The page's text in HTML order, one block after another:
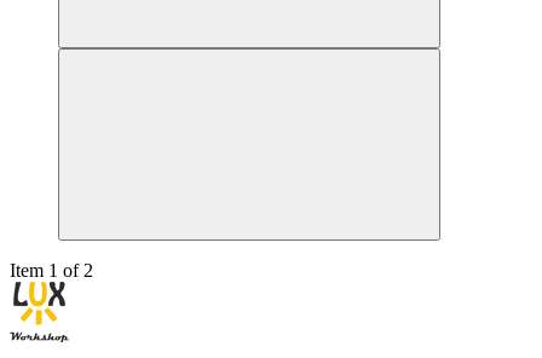
Item 1 of 2